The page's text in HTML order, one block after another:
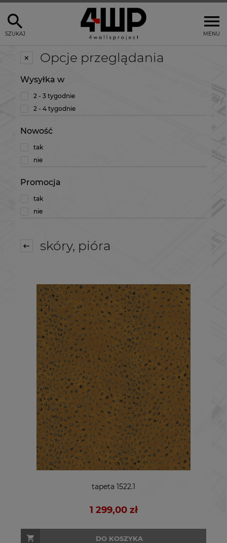
MENU
SZUKAJ
Opcje przeglądania
Wysyłka w
2 - 3 tygodnie
2 - 4 tygodnie
Nowość
tak
nie
Promocja
tak
nie
skóry, pióra
tapeta 1522.1
1 299,00 zł
DO KOSZYKA